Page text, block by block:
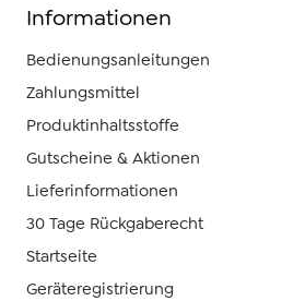
Informationen
Bedienungsanleitungen
Zahlungsmittel
Produktinhaltsstoffe
Gutscheine & Aktionen
Lieferinformationen
30 Tage Rückgaberecht
Startseite
Geräteregistrierung